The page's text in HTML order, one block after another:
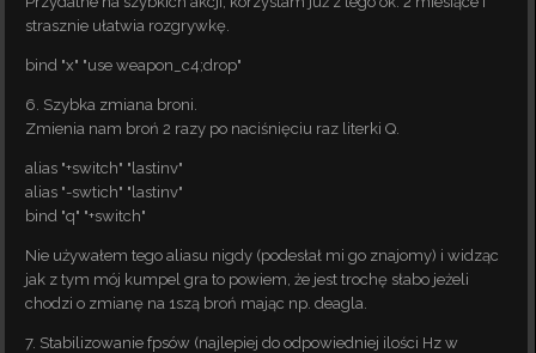
strasznie ułatwia rozgrywkę.
bind "x" "use weapon_c4;drop"
6. Szybka zmiana broni.
Zmienia nam broń 2 razy po naciśnięciu raz literki Q.
alias "+switch" "lastinv"
alias "-swtich" "lastinv"
bind "q" "+switch"
Nie używałem tego aliasu nigdy (podesłał mi go znajomy) i widząc
jak z tym mój kumpel gra to powiem, że jest trochę słabo jeżeli
chodzi o zmianę na 1szą broń mając np. deagla.
7. Stabilizowanie fpsów (najlepiej do odpowiedniej ilości Hz w